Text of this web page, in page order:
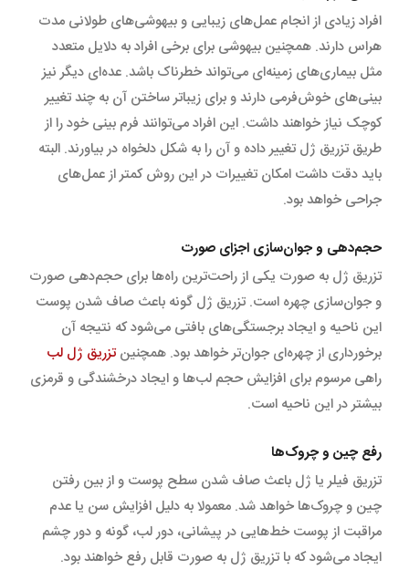
افراد زیادی از انجام عمل‌های زیبایی و بیهوشی‌های طولانی مدت
هراس دارند. همچنین بیهوشی برای برخی افراد به دلایل متعدد
مثل بیماری‌های زمینه‌ای می‌تواند خطرناک باشد. عده‌ای دیگر نیز
بینی‌های خوش‌فرمی دارند و برای زیباتر ساختن آن به چند تغییر
کوچک نیاز خواهند داشت. این افراد می‌توانند فرم بینی خود را از
طریق تزریق ژل تغییر داده و آن را به شکل دلخواه در بیاورند. البته
باید دقت داشت امکان تغییرات در این روش کمتر از عمل‌های
جراحی خواهد بود.
حجم‌دهی و جوان‌سازی اجزای صورت
تزریق ژل به صورت یکی از راحت‌ترین راه‌ها برای حجم‌دهی صورت
و جوان‌سازی چهره است. تزریق ژل گونه باعث صاف شدن پوست
این ناحیه و ایجاد برجستگی‌های بافتی می‌شود که نتیجه آن
برخورداری از چهره‌ای جوان‌تر خواهد بود. همچنینتزریق ژل لب
راهی مرسوم برای افزایش حجم لب‌ها و ایجاد درخشندگی و قرمزی
بیشتر در این ناحیه است.
رفع چین و چروک‌ها
تزریق فیلر یا ژل باعث صاف شدن سطح پوست و از بین رفتن
چین و چروک‌ها خواهد شد. معمولا به دلیل افزایش سن یا عدم
مراقبت از پوست خط‌هایی در پیشانی، دور لب، گونه و دور چشم
ایجاد می‌شود که با تزریق ژل به صورت قابل رفع خواهند بود.